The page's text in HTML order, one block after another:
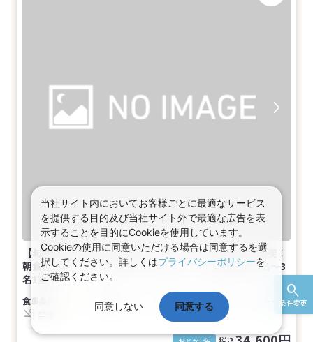
条件変更
【旬産旬消を愉しむ】話題！『パールオーロラ風呂』満喫！
朝食付プラン（2026.04-）和モダンツイン【禁煙】 (1名～3
名1室)
朝食付き 1～3名 和洋室
トイレ
当社サイト内においてお客様ごとに最適なサービス
を提供する目的及び当社サイト外で最適な広告を表
示することを目的にCookieを使用しています。
Cookieの使用に同意いただける場合は同意するを選
択してください。詳しくはプライバシーポリシーを
ご確認ください。
同意しない 同意する